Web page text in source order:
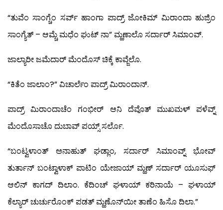
“ತುವೆಂ ಸಾಂಗ್ಚೆಂ ಸರ್ವ್ ಹಾಂಗಾ ಪಾದ್ರ್ ಜೋಕಿಮ್ ಮಿರಾಂದಾ ಹುಜ್ರಿಂ
ಸಾಂಗ್ಯೆತ್ – ಆಮ್ಚೆ ಮಧೆಂ ಘುಟ್ ನಾ” ಮ್ಹಣಾಲೊ ಸರ್ದಾರ್ ಸಿಮಾಂವ್.
ಜಾಲ್ಯಾರೀ ಜಮೆದಾರ್ ಮೆಂದೊಸ್ ಚಿಕ್ಕೆ ಕಾವ್ಜೆಲೊ.
“ಕಿತೆಂ ಜಾಲಾಂ?” ವಿಚಾರ್ಲೆಂ ಪಾದ್ರ್ ಮಿರಾಂದಾನ್.
ಪಾದ್ರ್ ಮಿರಾಂದಾಚೆಂ ಗಂಭೀರ್ ಆನಿ ದೆವೊತ್ ಮುಖಮಳ್ ಪಳೆವ್ನ್
ಮೆಂದೊಸಾಚೊ ದುಬಾವ್ ಪಯ್ಸ್ ಸರ್ಲೊ.
“ಬಂಟ್ವಳಾಂತ್ ಅನಾಹುತ್ ಘಡ್ಲಾಂ, ಸರ್ದಾರ್ ಸಿಮಾಂವ್ನ್ ಭೋವ್
ತುರ್ತಾನ್ ಬಂಟ್ವಾಳಾಕ್ ಪಾಟಿಂ ಯೇಜಾಯ್ ಮ್ಹಣ್ ಸರ್ದಾರ್ ಯೂಸುಫ್
ಆಲಿನ್ ಕಾಗದ್ ದಿಲಾಂ. ಕೆದಿಂಚ್ ಘಳಾಯ್ ಕರಿನಾಯೆ – ಘಳಾಯ್
ಕೆಲ್ಯಾರ್ ಚುರ್ಚುರೊಂಕ್ ಪಡತ್ ಮ್ಹಣೊನ್‍ಯೀ ತಾಣೆಂ ಹಿಸೊ ದಿಲಾ.”